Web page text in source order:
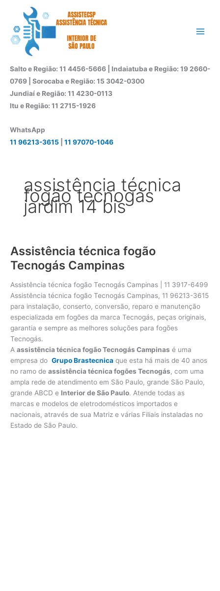
conteúdo
Salto e Região: 11 4456-5666 | Indaiatuba e Região: 19 2660-
0769 | Sorocaba e Região: 15 3042-0300
Jundiaí e Região: 11 4230-0113
Itu e Região: 11 2715-1926
WhatsApp
11 96213-3615
11 97070-1046
assistência técnica
fogão tecnogás
jardim 14 bis
Assistência técnica fogão
Tecnogás Campinas
Assistência técnica fogão Tecnogás Campinas | 11 3917-6499
Assistência técnica fogão Tecnogás Campinas, 11 96213-3615
para instalação, conserto, conversão, reparo e manutenção
especializada em fogões da marca Tecnogás, peças originais,
garantia e sempre as melhores soluções para fogões
Tecnogás.
Aassistência técnica fogão Tecnogás Campinas é uma
empresa doGrupo Brastecnica que esta há mais de 40 anos
no ramo deassistência técnica fogões Tecnogás, com uma
ampla rede de atendimento em São Paulo, grande São Paulo,
grande ABCD e Interior de São Paulo. Atende todas as
marcas e modelos de eletrodomésticos importados e
nacionais, através de sua Matriz e várias Filiais instaladas no
Estado de São Paulo.